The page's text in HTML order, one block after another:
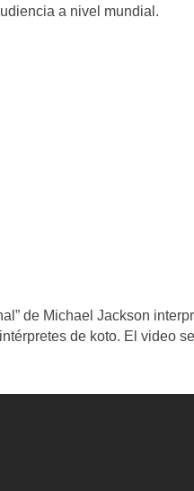
a nivel mundial.
de Michael Jackson
de koto. El video